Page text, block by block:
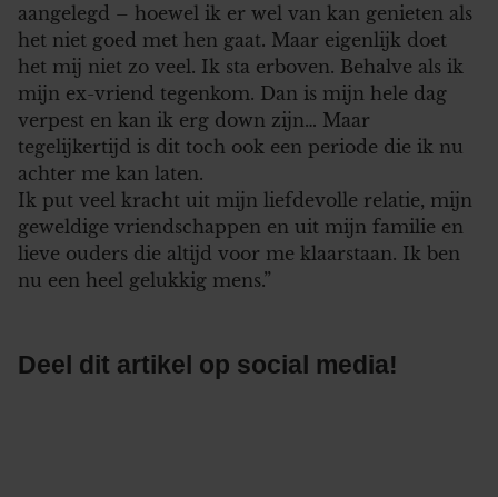
aangelegd – hoewel ik er wel van kan genieten als
het niet goed met hen gaat. Maar eigenlijk doet
het mij niet zo veel. Ik sta erboven. Behalve als ik
mijn ex-vriend tegenkom. Dan is mijn hele dag
verpest en kan ik erg down zijn… Maar
tegelijkertijd is dit toch ook een periode die ik nu
achter me kan laten.
Ik put veel kracht uit mijn liefdevolle relatie, mijn
geweldige vriendschappen en uit mijn familie en
lieve ouders die altijd voor me klaarstaan. Ik ben
nu een heel gelukkig mens.”
Deel dit artikel op social media!